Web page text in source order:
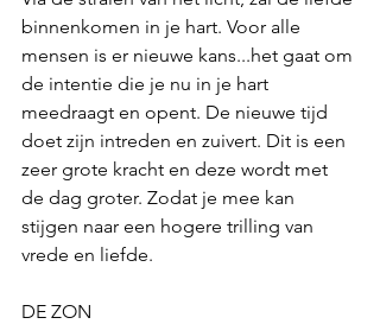
binnenkomen in je hart. Voor alle
mensen is er nieuwe kans...het gaat om
de intentie die je nu in je hart
meedraagt en opent. De nieuwe tijd
doet zijn intreden en zuivert. Dit is een
zeer grote kracht en deze wordt met
de dag groter. Zodat je mee kan
stijgen naar een hogere trilling van
vrede en liefde.
DE ZON